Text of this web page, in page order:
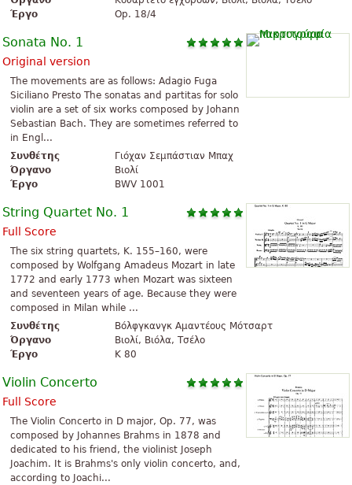
Έργο
Op. 18/4
Sonata No. 1
Original version
The movements are as follows: Adagio Fuga
Siciliano Presto The sonatas and partitas for solo
violin are a set of six works composed by Johann
Sebastian Bach. They are sometimes referred to
in Engl...
Συνθέτης
Γιόχαν Σεμπάστιαν Μπαχ
Όργανο
Βιολί
Έργο
BWV 1001
String Quartet No. 1
Full Score
The six string quartets, K. 155–160, were
composed by Wolfgang Amadeus Mozart in late
1772 and early 1773 when Mozart was sixteen
and seventeen years of age. Because they were
composed in Milan while ...
Συνθέτης
Βόλφγκανγκ Αμαντέους Μότσαρτ
Όργανο
Βιολί, Βιόλα, Τσέλο
Έργο
K 80
Violin Concerto
Full Score
The Violin Concerto in D major, Op. 77, was
composed by Johannes Brahms in 1878 and
dedicated to his friend, the violinist Joseph
Joachim. It is Brahms's only violin concerto, and,
according to Joachi...